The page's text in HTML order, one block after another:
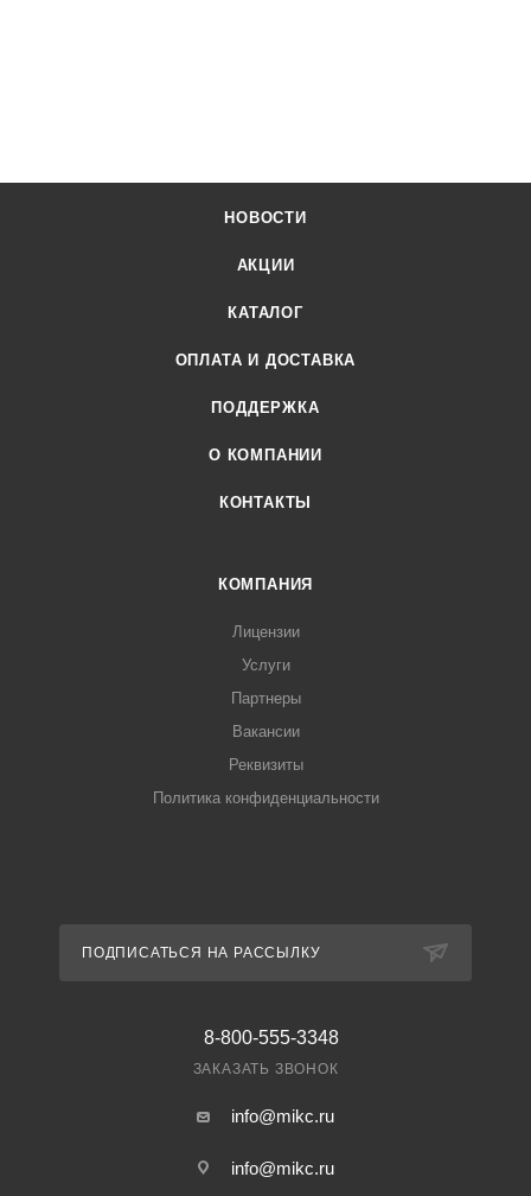
НОВОСТИ
АКЦИИ
КАТАЛОГ
ОПЛАТА И ДОСТАВКА
ПОДДЕРЖКА
О КОМПАНИИ
КОНТАКТЫ
КОМПАНИЯ
Лицензии
Услуги
Партнеры
Вакансии
Реквизиты
Политика конфиденциальности
ПОДПИСАТЬСЯ НА РАССЫЛКУ
8-800-555-3348
ЗАКАЗАТЬ ЗВОНОК
info@mikc.ru
info@mikc.ru